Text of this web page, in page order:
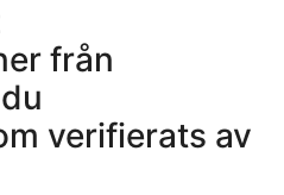
från
verifierats av